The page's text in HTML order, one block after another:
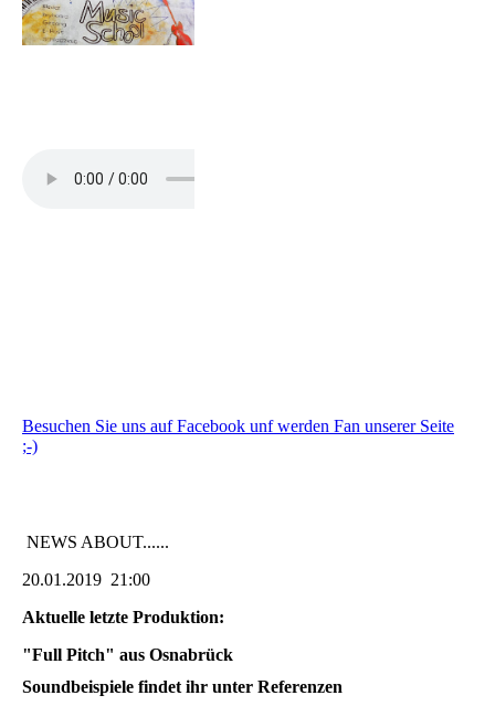
Besuchen Sie uns auf Facebook unf werden Fan unserer Seite
;-)
NEWS ABOUT......
20.01.2019 21:00
Aktuelle letzte Produktion:
"Full Pitch" aus Osnabrück
Soundbeispiele findet ihr unter Referenzen